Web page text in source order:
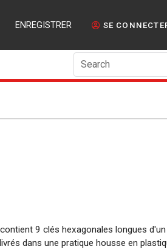
ENREGISTRER SE
Search
9 clés hexagonales longues
dans une pratique housse en